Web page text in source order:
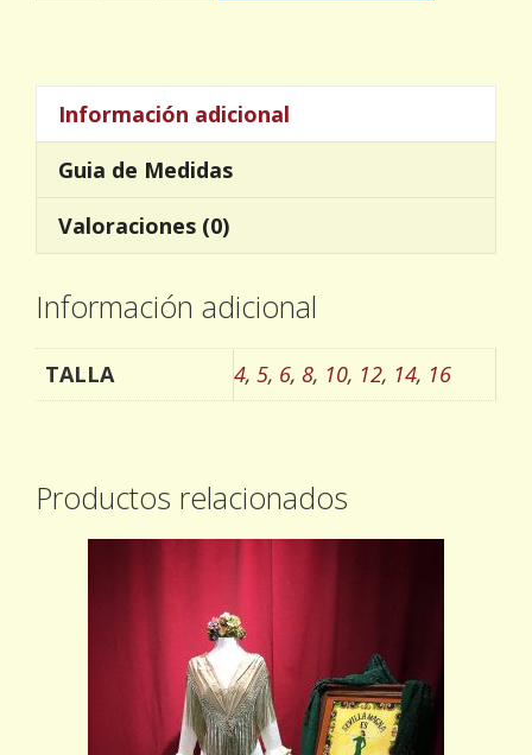
Información adicional
Guia de Medidas
Valoraciones (0)
Información adicional
TALLA 4, 5, 6, 8, 10, 12, 14, 16
Productos relacionados